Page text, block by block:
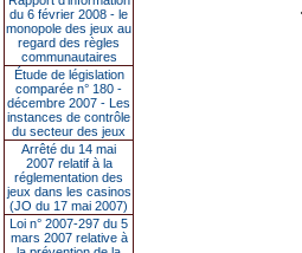
du 6 février 2008 - le
monopole des jeux au
regard des règles
communautaires
Étude de législation
comparée n° 180 -
décembre 2007 - Les
instances de contrôle
du secteur des jeux
Arrêté du 14 mai
2007 relatif à la
réglementation des
jeux dans les casinos
(JO du 17 mai 2007)
Loi n° 2007-297 du 5
mars 2007 relative à